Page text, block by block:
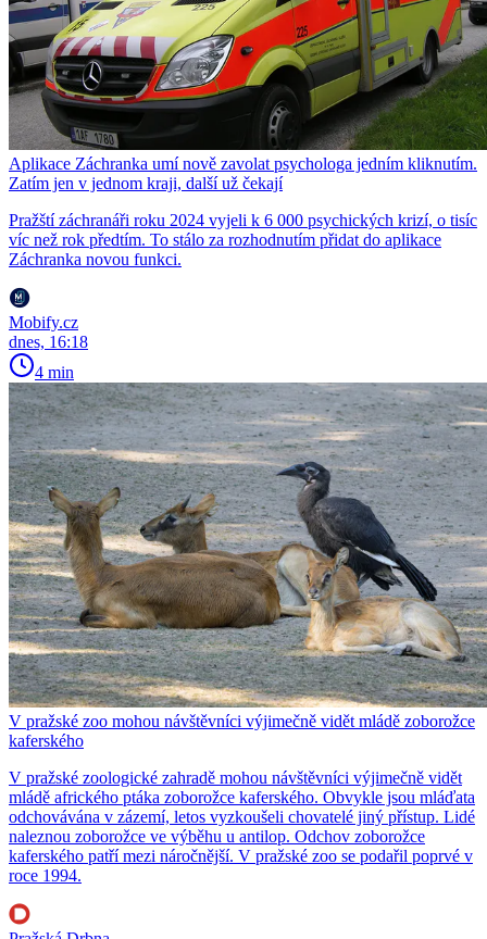
Aplikace Záchranka umí nově zavolat psychologa jedním kliknutím.
Zatím jen v jednom kraji, další už čekají
Pražští záchranáři roku 2024 vyjeli k 6 000 psychických krizí, o tisíc
víc než rok předtím. To stálo za rozhodnutím přidat do aplikace
Záchranka novou funkci.
Mobify.cz
dnes, 16:18
4 min
V pražské zoo mohou návštěvníci výjimečně vidět mládě zoborožce
kaferského
V pražské zoologické zahradě mohou návštěvníci výjimečně vidět
mládě afrického ptáka zoborožce kaferského. Obvykle jsou mláďata
odchovávána v zázemí, letos vyzkoušeli chovatelé jiný přístup. Lidé
naleznou zoborožce ve výběhu u antilop. Odchov zoborožce
kaferského patří mezi náročnější. V pražské zoo se podařil poprvé v
roce 1994.